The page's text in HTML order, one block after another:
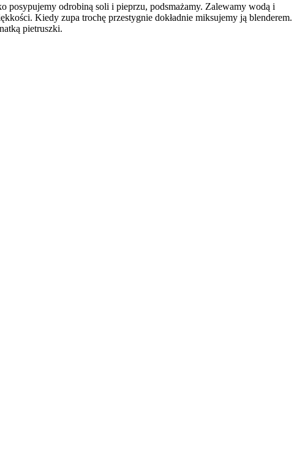
posypujemy odrobiną soli i pieprzu, podsmażamy. Zalewamy wodą i
Kiedy zupa trochę przestygnie dokładnie miksujemy ją blenderem.
pietruszki.